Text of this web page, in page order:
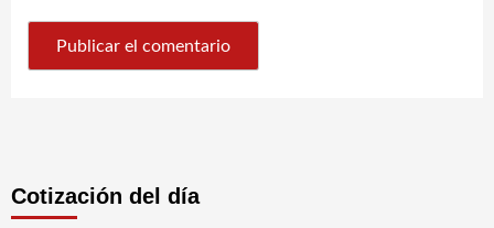
Cotización del día